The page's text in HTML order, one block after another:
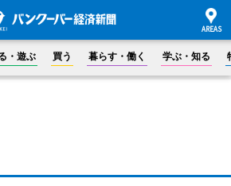
・遊ぶ 買う 暮らす・働く 学ぶ・知る